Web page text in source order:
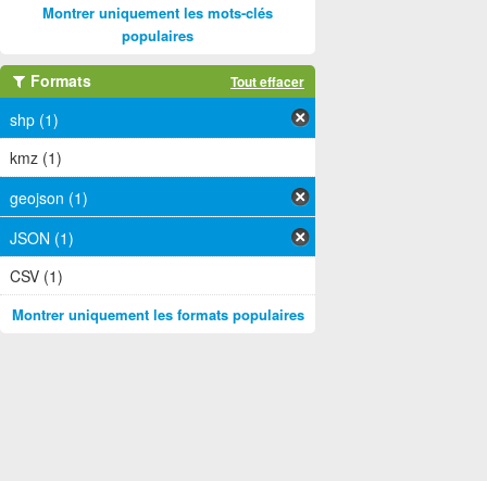
Montrer uniquement les mots-clés
populaires
Formats Tout effacer
shp (1)
kmz (1)
geojson (1)
JSON (1)
CSV (1)
Montrer uniquement les formats populaires